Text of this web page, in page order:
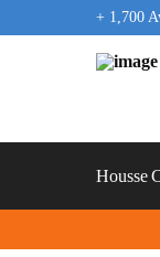
+ 1,700
Housse